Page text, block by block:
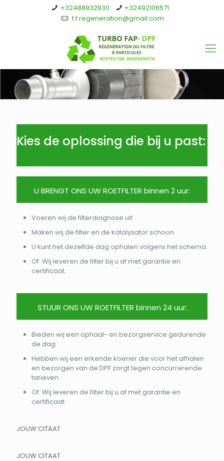
+32488932930
+32492106571
t.f.regeneration@gmail.com
Kies de oplossing die bij u past:
U BRENGT ONS UW ROETFILTER binnen 2 uur:
Voeren wij de filterdiagnose uit
Maken wij de filter en de katalysator schoon.
U kunt het dezelfde dag ophalen volgens het schema.
Of: Wij leveren de filter bij u af met garantie en
certificaat.
STUUR ONS UW ROETFILTER binnen 24 uur:
Bieden wij een ophaal- en bezorgservice gedurende
de dag
Hebben wij een erkende koerier die voor het afhalen
en bezorgen van de DPF zorgt tegen concurrerende
tarieven
Of: Wij leveren de filter bij u af met garantie en
certificaat.
JOUW CITAAT
JOUW CITAAT